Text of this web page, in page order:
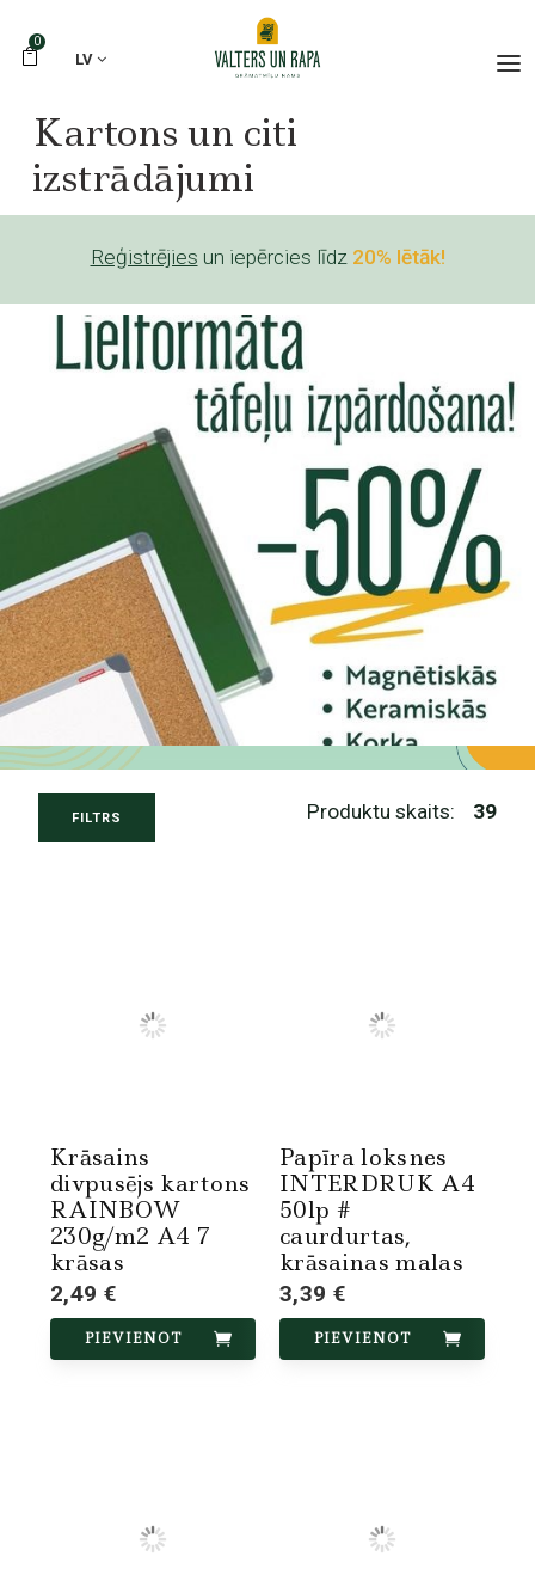
0
LV
Kartons un citi
izstrādājumi
Reģistrējies un iepērcies līdz 20% lētāk!
FILTRS Produktu skaits: 39
Krāsains
divpusējs kartons
RAINBOW
230g/m2 A4 7
krāsas
2,49 €
PIEVIENOT
Papīra loksnes
INTERDRUK A4
50lp #
caurdurtas,
krāsainas malas
3,39 €
PIEVIENOT